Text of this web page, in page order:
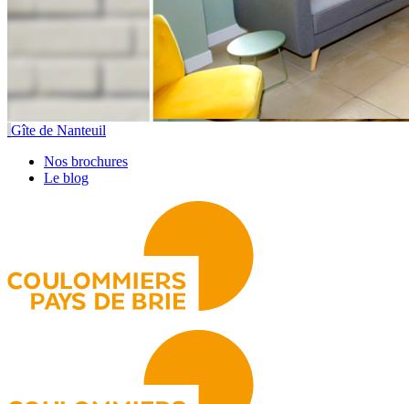
Gîte de Nanteuil
Nos brochures
Le blog